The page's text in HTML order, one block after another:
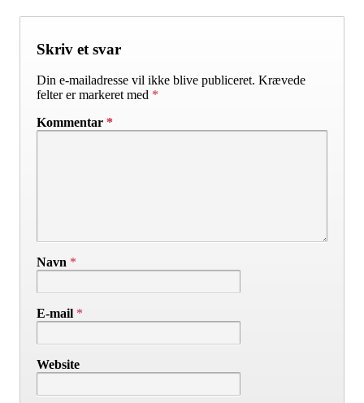
Skriv et svar
Din e-mailadresse vil ikke blive publiceret. Krævede
felter er markeret med *
Kommentar *
Navn *
E-mail *
Website